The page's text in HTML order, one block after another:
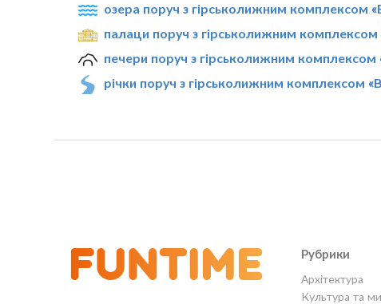
озера поруч з гірськолижним комплексом
палаци поруч з гірськолижним комплексом
печери поруч з гірськолижним комплексом
річки поруч з гірськолижним комплексом
Рубрики
Архітектура
Культура та